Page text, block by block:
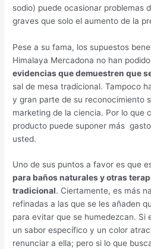
sodio) puede ocasionar problemas
graves que solo el aumento de la
Pese a su fama, los supuestos
Himalaya Mercadona no han
evidencias que demuestren que
sal de mesa tradicional. Tampoco
y gran parte de su reconocimiento
marketing de la ciencia. Por lo que
producto puede suponer más
usted.
Uno de sus puntos a favor es que
para baños naturales y otras
tradicional. Ciertamente, es más
refinadas a las que se les añaden
para evitar que se humedezcan. Si
un sabor específico y un color
renunciar a ella; pero si lo que